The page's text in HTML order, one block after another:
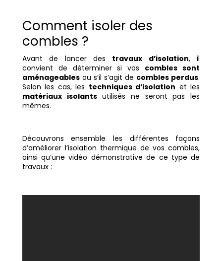
Comment isoler des
combles ?
Avant de lancer des travaux d’isolation, il
convient de déterminer si vos combles sont
aménageablesou s’il s’agit de combles perdus.
Selon les cas, les techniques d’isolation et les
matériaux isolantsutilisés ne seront pas les
mêmes.
Découvrons ensemble les différentes façons
d’améliorer l’isolation thermique de vos combles,
ainsi qu’une vidéo démonstrative de ce type de
travaux :